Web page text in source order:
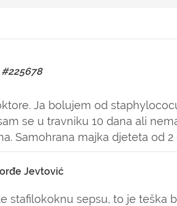
Ja bolujem od
se u travniku 10 dana ali
Samohrana majka djeteta od
Jevtović
stafilokoknu sepsu, to je teška